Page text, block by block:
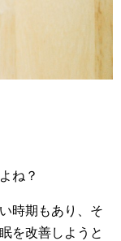
ね？
時期もあり、そ
を改善しようと